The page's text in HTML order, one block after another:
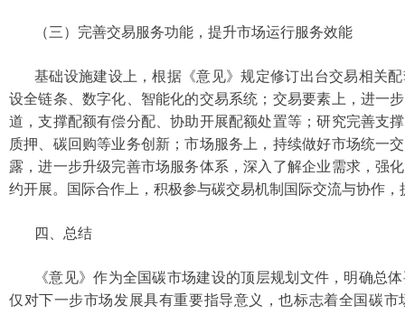
（三）完善交易服务功能，提升市场运行服务效能
基础设施建设上，根据《意见》规定修订出台交易相关
设全链条、数字化、智能化的交易系统；交易要素上，进一
道，支撑配额有偿分配、协助开展配额处置等；研究完善支
质押、碳回购等业务创新；市场服务上，持续做好市场统一
露，进一步升级完善市场服务体系，深入了解企业需求，强
约开展。国际合作上，积极参与碳交易机制国际交流与协作
四、总结
《意见》作为全国碳市场建设的顶层规划文件，明确总
仅对下一步市场发展具有重要指导意义，也标志着全国碳